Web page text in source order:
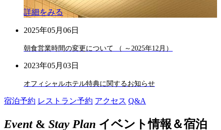
詳細をみる
2025年05月06日
朝食営業時間の変更について （ ～2025年12月）
2023年05月03日
オフィシャルホテル特典に関するお知らせ
宿泊予約 レストラン予約 アクセス Q&A
Event& Stay Plan イベント情報＆宿泊